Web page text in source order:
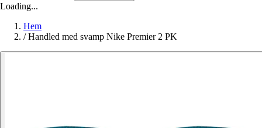
Loading...
Hem
/ Handled med svamp Nike Premier 2 PK